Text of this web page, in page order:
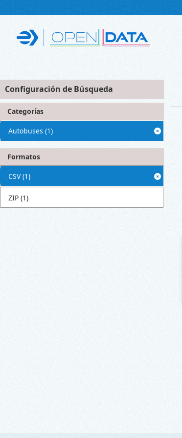
Configuración de Búsqueda
Categorías
Autobuses (1)
Formatos
CSV (1)
ZIP (1)